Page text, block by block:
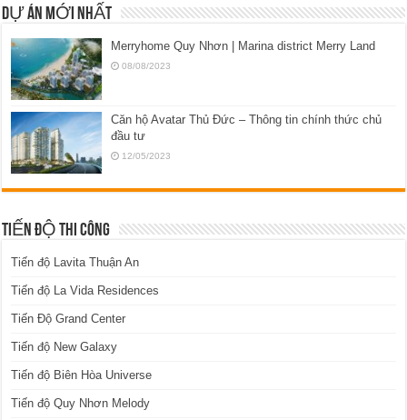
DỰ ÁN MỚI NHẤT
Merryhome Quy Nhơn | Marina district Merry Land
08/08/2023
Căn hộ Avatar Thủ Đức – Thông tin chính thức chủ
đầu tư
12/05/2023
TIẾN ĐỘ THI CÔNG
Tiến độ Lavita Thuận An
Tiến độ La Vida Residences
Tiến Độ Grand Center
Tiến độ New Galaxy
Tiến độ Biên Hòa Universe
Tiến độ Quy Nhơn Melody